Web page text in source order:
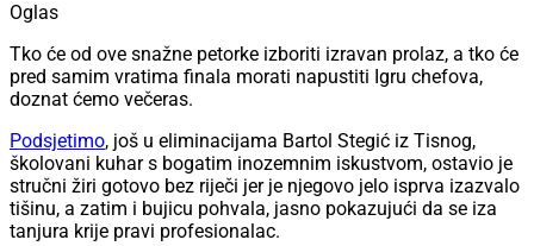
Oglas
Tko će od ove snažne petorke izboriti izravan prolaz, a tko će
pred samim vratima finala morati napustiti Igru chefova,
doznat ćemo večeras.
Podsjetimo, još u eliminacijama Bartol Stegić iz Tisnog,
školovani kuhar s bogatim inozemnim iskustvom, ostavio je
stručni žiri gotovo bez riječi jer je njegovo jelo isprva izazvalo
tišinu, a zatim i bujicu pohvala, jasno pokazujući da se iza
tanjura krije pravi profesionalac.